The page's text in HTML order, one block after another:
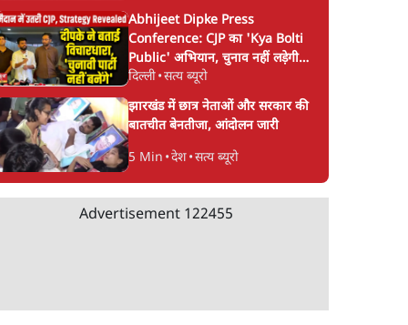
Abhijeet Dipke Press
Conference: CJP का 'Kya Bolti
Public' अभियान, चुनाव नहीं लड़ेगी
CJP!
दिल्ली•सत्य ब्यूरो
झारखंड में छात्र नेताओं और सरकार की
बातचीत बेनतीजा, आंदोलन जारी
5 Min •देश•सत्य ब्यूरो
Advertisement 122455